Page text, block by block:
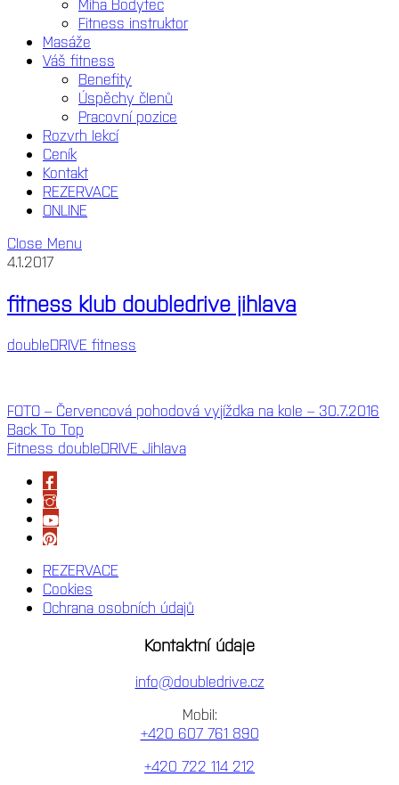
Miha Bodytec
Fitness instruktor
Masáže
Váš fitness
Benefity
Úspěchy členů
Pracovní pozice
Rozvrh lekcí
Ceník
Kontakt
REZERVACE
ONLINE
Close Menu
4.1.2017
fitness klub doubledrive jihlava
doubleDRIVE fitness
FOTO – Červencová pohodová vyjíždka na kole – 30.7.2016
Back To Top
Fitness doubleDRIVE Jihlava
REZERVACE
Cookies
Ochrana osobních údajů
Kontaktní údaje
info@doubledrive.cz
Mobil:
+420 607 761 890
+420 722 114 212